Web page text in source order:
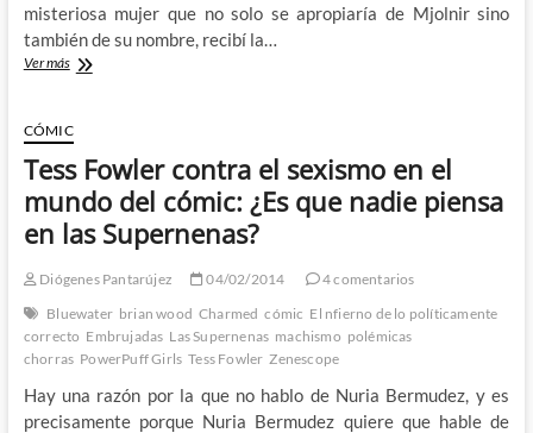
misteriosa mujer que no solo se apropiaría de Mjolnir sino
también de su nombre, recibí la…
Ver másJason
Nueva
"Thor"
y
feminismo
publicitario
CÓMIC
Tess Fowler contra el sexismo en el
mundo del cómic: ¿Es que nadie piensa
en las Supernenas?
Diógenes Pantarújez 04/02/2014
4 comentarios
Bluewater brian wood Charmed cómic El nfierno de lo políticamente
correcto Embrujadas Las Supernenas machismo polémicas
chorras PowerPuff Girls Tess Fowler Zenescope
Hay una razón por la que no hablo de Nuria Bermudez, y es
precisamente porque Nuria Bermudez quiere que hable de